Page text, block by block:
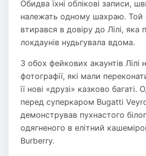
Обидва їхні облікові записи,
належать одному шахраю. Той
втирався в довіру до Лілі, яка
локдаунів нудьгувала вдома.
З обох фейкових акаунтів Лілі
фотографії, які мали
її нові «друзі» казково багаті.
перед суперкаром Bugatti
демонстрував пухнастого
одягненого в елітний
Burberry.